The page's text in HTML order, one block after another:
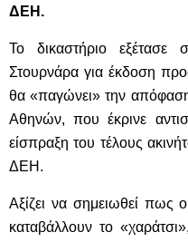
ΔΕΗ.
Το δικαστήριο εξέτασε
Στουρνάρα για έκδοση
θα «παγώνει» την
Αθηνών, που έκρινε
είσπραξη του τέλους
ΔΕΗ.
Αξίζει να σημειωθεί πως
καταβάλλουν το